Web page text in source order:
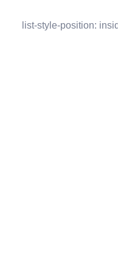
list-style-position: